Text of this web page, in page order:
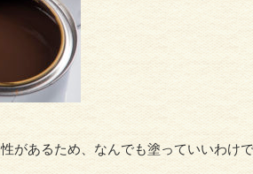
があるため、なんでも塗っていいわけ